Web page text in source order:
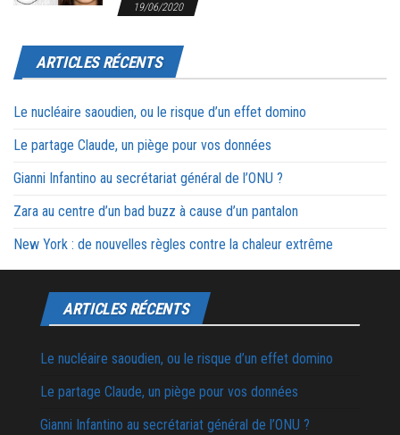
19/06/2020
ARTICLES RÉCENTS
Le nucléaire saoudien, ou le risque d’un effet domino
Le partage Claude, un piège pour vos données
Gianni Infantino au secrétariat général de l’ONU ?
Zara au centre d’un bad buzz à cause d’un pantalon
New York : de nouvelles règles contre la chaleur extrême
ARTICLES RÉCENTS
Le nucléaire saoudien, ou le risque d’un effet domino
Le partage Claude, un piège pour vos données
Gianni Infantino au secrétariat général de l’ONU ?